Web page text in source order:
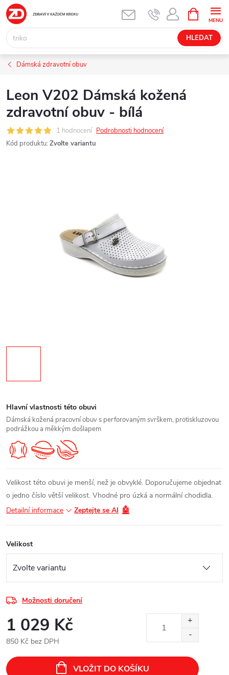
Přejít
na
obsah
HLEDAT
NÁKUPNÍ
KOŠÍK
Dámská zdravotní obuv
Leon V202 Dámská kožená
zdravotní obuv - bílá
1 hodnocení Podrobnosti hodnocení
Kód produktu: Zvolte variantu
Hlavní vlastnosti této obuvi
Dámská kožená pracovní obuv s perforovaným svrškem, protiskluzovou
podrážkou a měkkým došlapem
Velikost této obuvi je menší, než je obvyklé. Doporučujeme objednat
o jedno číslo větší velikost. Vhodné pro úzká a normální chodidla.
Detailní informace
Zeptejte se AI 🤖
Velikost
Možnosti doručení
1 029 Kč
850 Kč bez DPH
cena:
VLOŽIT DO KOŠÍKU